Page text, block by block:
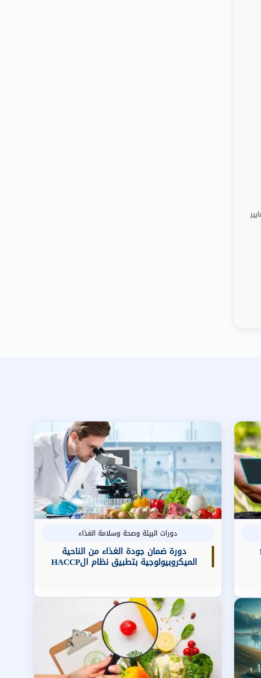
دورات البيئة وصحة وسلامة الغذاء
دورة ضمان جودة الغذاء من الناحية
الميكروبيولوجية بتطبيق نظام الHACCP